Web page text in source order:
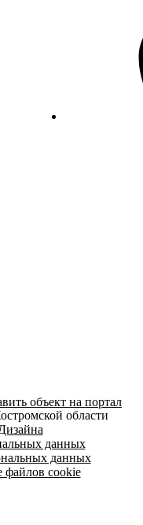
объект на портал
области
данных
данных
файлов cookie